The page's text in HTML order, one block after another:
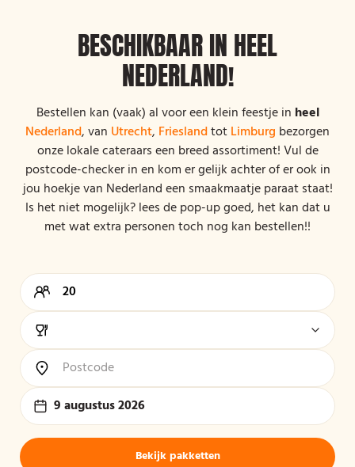
BESCHIKBAAR IN HEEL
NEDERLAND!
Bestellen kan (vaak) al voor een klein feestje in heel
Nederland, van Utrecht, FrieslandtotLimburg bezorgen
onze lokale cateraars een breed assortiment! Vul de
postcode-checker in en kom er gelijk achter of er ook in
jou hoekje van Nederland een smaakmaatje paraat staat!
Is het niet mogelijk? lees de pop-up goed, het kan dat u
met wat extra personen toch nog kan bestellen!!
9 augustus 2026
Bekijk pakketten